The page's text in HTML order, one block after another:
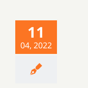
11
04, 2022